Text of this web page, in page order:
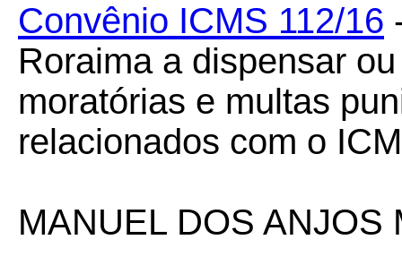
Convênio ICMS 112/16
Roraima a dispensar
moratórias e multas
relacionados com o
MANUEL DOS ANJOS